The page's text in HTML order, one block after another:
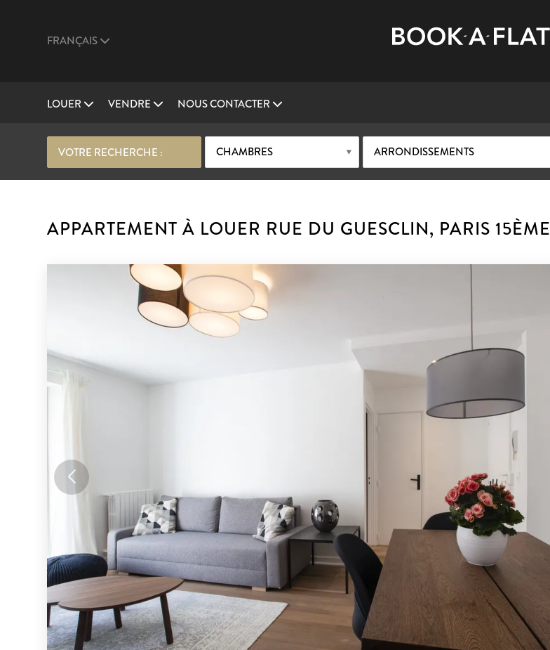
FRANÇAIS
LOUER VENDRE NOUS CONTACTER
VOTRE RECHERCHE : CHAMBRES ARRONDISSEMENTS
APPARTEMENT À LOUER RUE DU GUESCLIN, PARIS 15ÈME